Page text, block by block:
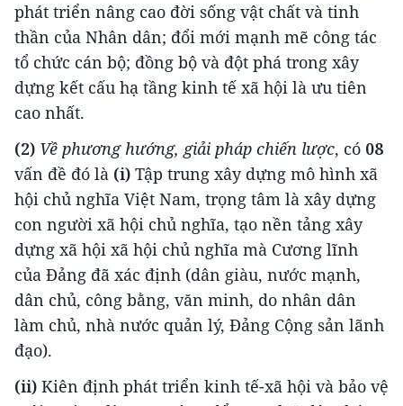
phát triển nâng cao đời sống vật chất và tinh
thần của Nhân dân; đổi mới mạnh mẽ công tác
tổ chức cán bộ; đồng bộ và đột phá trong xây
dựng kết cấu hạ tầng kinh tế xã hội là ưu tiên
cao nhất.
(2) Về phương hướng, giải pháp chiến lược, có 08
vấn đề đó là (i) Tập trung xây dựng mô hình xã
hội chủ nghĩa Việt Nam, trọng tâm là xây dựng
con người xã hội chủ nghĩa, tạo nền tảng xây
dựng xã hội xã hội chủ nghĩa mà Cương lĩnh
của Đảng đã xác định (dân giàu, nước mạnh,
dân chủ, công bằng, văn minh, do nhân dân
làm chủ, nhà nước quản lý, Đảng Cộng sản lãnh
đạo).
(ii) Kiên định phát triển kinh tế-xã hội và bảo vệ